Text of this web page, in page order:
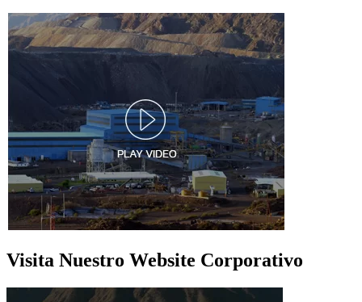
Visita Nuestro Website Corporativo